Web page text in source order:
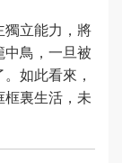
獨立能力，將
鳥，一旦被
如此看來，
裏生活，未